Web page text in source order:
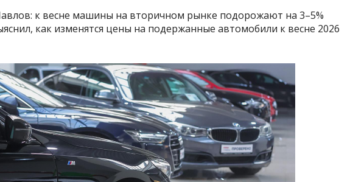
к весне машины на вторичном рынке подорожают на 3–5%
как изменятся цены на подержанные автомобили к весне 2026